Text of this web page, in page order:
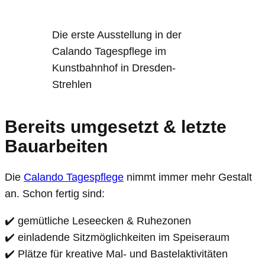
Die erste Ausstellung in der
Calando Tagespflege im
Kunstbahnhof in Dresden-
Strehlen
Bereits umgesetzt & letzte
Bauarbeiten
Die Calando Tagespflege nimmt immer mehr Gestalt
an. Schon fertig sind:
✔️ gemütliche Leseecken & Ruhezonen
✔️ einladende Sitzmöglichkeiten im Speiseraum
✔️ Plätze für kreative Mal- und Bastelaktivitäten